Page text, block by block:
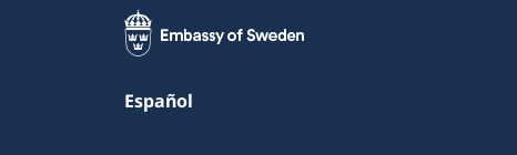
Español